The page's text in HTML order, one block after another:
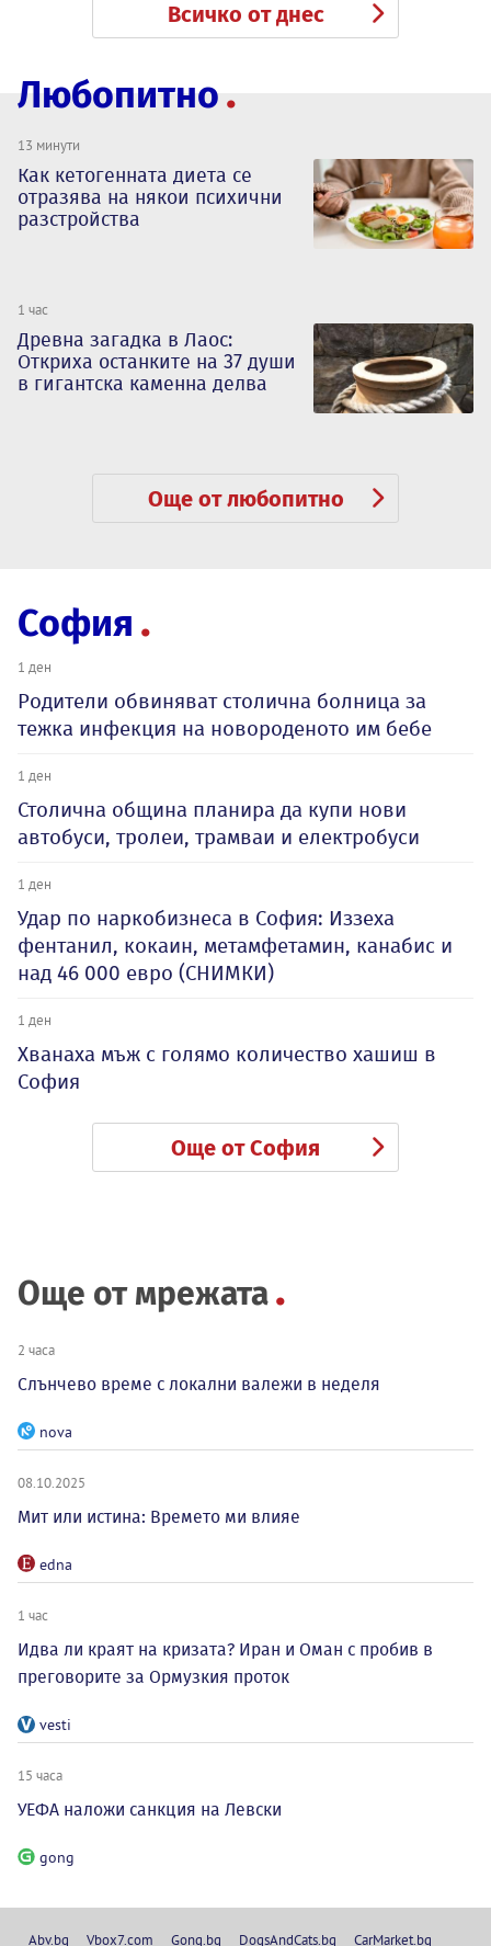
Всичко от днес
Любопитно
13 минути
Как кетогенната диета се
отразява на някои психични
разстройства
1 час
Древна загадка в Лаос:
Откриха останките на 37 души
в гигантска каменна делва
Още от любопитно
София
1 ден
Родители обвиняват столична болница за
тежка инфекция на новороденото им бебе
1 ден
Столична община планира да купи нови
автобуси, тролеи, трамваи и електробуси
1 ден
Удар по наркобизнеса в София: Иззеха
фентанил, кокаин, метамфетамин, канабис и
над 46 000 евро (СНИМКИ)
1 ден
Хванаха мъж с голямо количество хашиш в
София
Още от София
Още от мрежата
2 часа
Слънчево време с локални валежи в неделя
nova
08.10.2025
Мит или истина: Времето ми влияе
edna
1 час
Идва ли краят на кризата? Иран и Оман с пробив в
преговорите за Ормузкия проток
vesti
15 часа
УЕФА наложи санкция на Левски
gong
Abv.bg Vbox7.com Gong.bg DogsAndCats.bg CarMarket.bg